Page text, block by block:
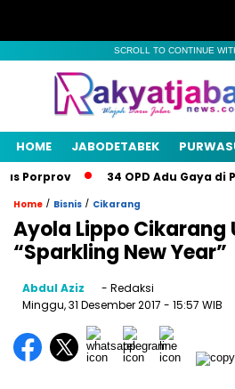
SCROLL TO CONTINUE
HOME JABODETABEK
Porprov 34 OPD Adu Gaya di
Home / Bisnis / Cikarang
Ayola Lippo Cikarang
“Sparkling New Year”
Abdul Aziz
- Redaksi
Minggu, 31 Desember 2017 - 15:57 WIB